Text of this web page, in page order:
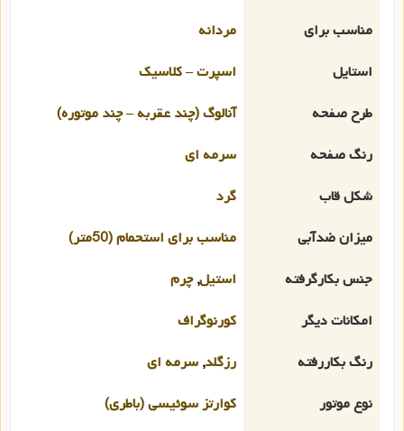
مناسب برای
مردانه
استایل
اسپرت – کلاسیک
طرح صفحه
آنالوگ (چند عقربه – چند موتوره)
رنگ صفحه
سرمه ای
شکل قاب
گرد
میزان ضدآبی
مناسب برای استحمام (50متر)
جنس بکارگرفته
استیل,چرم
امکانات دیگر
کورنوگراف
رنگ بکاررفته
رزگلد, سرمه ای
نوع موتور
کوارتز سوئیسی (باطری)